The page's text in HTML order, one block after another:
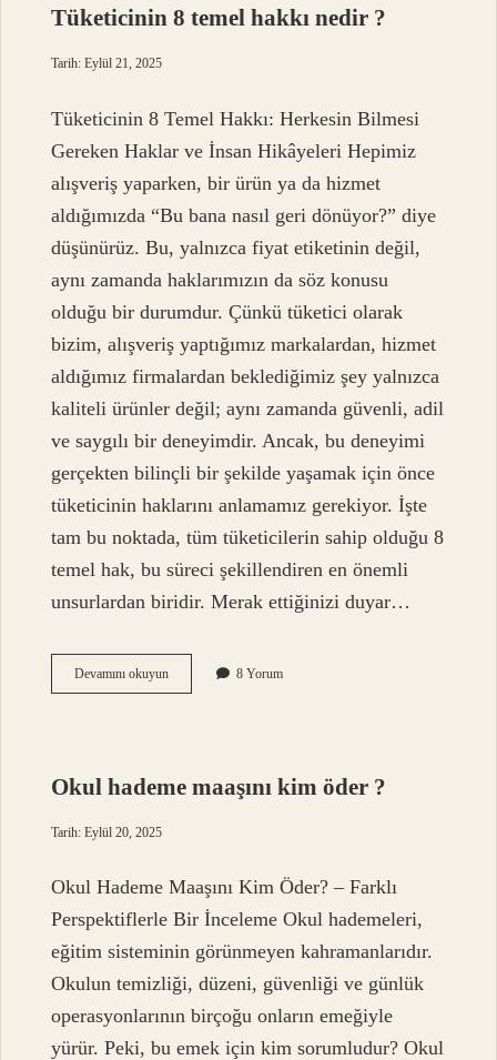
?
Tüketicinin 8 temel hakkı nedir ?
Tarih: Eylül 21, 2025
Tüketicinin 8 Temel Hakkı: Herkesin Bilmesi
Gereken Haklar ve İnsan Hikâyeleri Hepimiz
alışveriş yaparken, bir ürün ya da hizmet
aldığımızda “Bu bana nasıl geri dönüyor?” diye
düşünürüz. Bu, yalnızca fiyat etiketinin değil,
aynı zamanda haklarımızın da söz konusu
olduğu bir durumdur. Çünkü tüketici olarak
bizim, alışveriş yaptığımız markalardan, hizmet
aldığımız firmalardan beklediğimiz şey yalnızca
kaliteli ürünler değil; aynı zamanda güvenli, adil
ve saygılı bir deneyimdir. Ancak, bu deneyimi
gerçekten bilinçli bir şekilde yaşamak için önce
tüketicinin haklarını anlamamız gerekiyor. İşte
tam bu noktada, tüm tüketicilerin sahip olduğu 8
temel hak, bu süreci şekillendiren en önemli
unsurlardan biridir. Merak ettiğinizi duyar…
Devamını okuyunTüketicinin
8
8 Yorum
Okul hademe maaşını kim öder ?
Tarih: Eylül 20, 2025
Okul Hademe Maaşını Kim Öder? – Farklı
Perspektiflerle Bir İnceleme Okul hademeleri,
eğitim sisteminin görünmeyen kahramanlarıdır.
Okulun temizliği, düzeni, güvenliği ve günlük
operasyonlarının birçoğu onların emeğiyle
yürür. Peki, bu emek için kim sorumludur? Okul